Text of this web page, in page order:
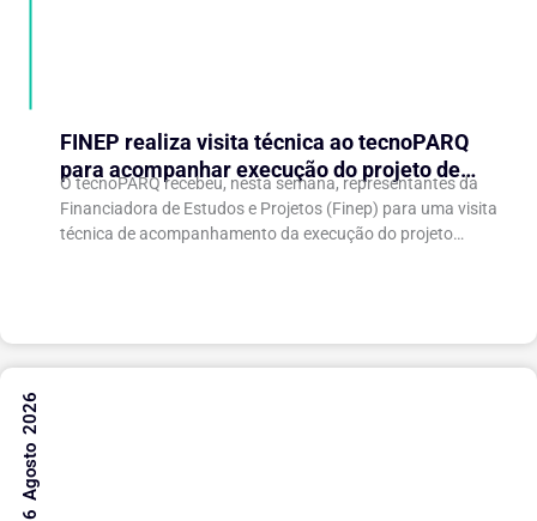
FINEP realiza visita técnica ao tecnoPARQ
para acompanhar execução do projeto de
expansão do Parque Tecnológico
O tecnoPARQ recebeu, nesta semana, representantes da
Financiadora de Estudos e Projetos (Finep) para uma visita
técnica de acompanhamento da execução do projeto
6 Agosto 2026